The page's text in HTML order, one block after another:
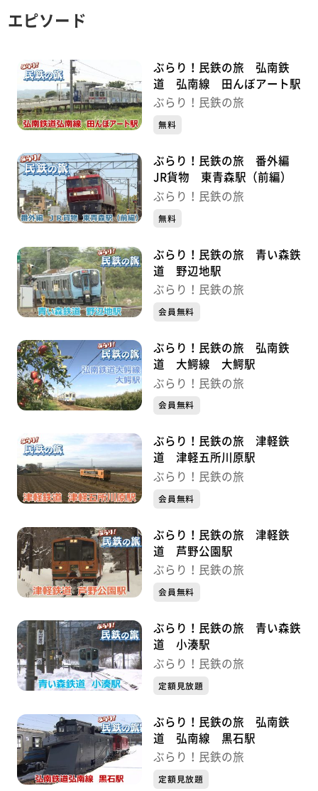
※店舗情報などは当時のものです。変わっている場合が
エピソード
ぶらり！民鉄の旅 弘南鉄
道 弘南線 田んぼアート駅
ぶらり！民鉄の旅
無料
ぶらり！民鉄の旅 番外編
JR貨物 東青森駅（前編）
ぶらり！民鉄の旅
無料
ぶらり！民鉄の旅 青い森鉄
道 野辺地駅
ぶらり！民鉄の旅
会員無料
ぶらり！民鉄の旅 弘南鉄
道 大鰐線 大鰐駅
ぶらり！民鉄の旅
会員無料
ぶらり！民鉄の旅 津軽鉄
道 津軽五所川原駅
ぶらり！民鉄の旅
会員無料
ぶらり！民鉄の旅 津軽鉄
道 芦野公園駅
ぶらり！民鉄の旅
会員無料
ぶらり！民鉄の旅 青い森鉄
道 小湊駅
ぶらり！民鉄の旅
定額見放題
ぶらり！民鉄の旅 弘南鉄
道 弘南線 黒石駅
ぶらり！民鉄の旅
定額見放題